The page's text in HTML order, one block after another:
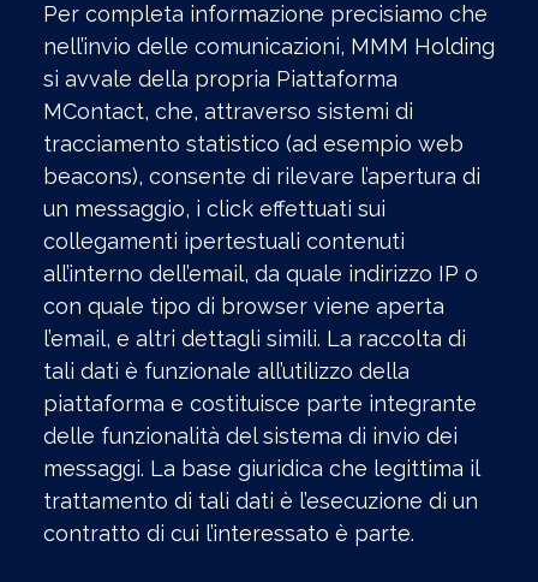
Per completa informazione precisiamo che
nell’invio delle comunicazioni, MMM Holding
si avvale della propria Piattaforma
MContact, che, attraverso sistemi di
tracciamento statistico (ad esempio web
beacons), consente di rilevare l’apertura di
un messaggio, i click effettuati sui
collegamenti ipertestuali contenuti
all’interno dell’email, da quale indirizzo IP o
con quale tipo di browser viene aperta
l’email, e altri dettagli simili. La raccolta di
tali dati è funzionale all’utilizzo della
piattaforma e costituisce parte integrante
delle funzionalità del sistema di invio dei
messaggi. La base giuridica che legittima il
trattamento di tali dati è l’esecuzione di un
contratto di cui l’interessato è parte.